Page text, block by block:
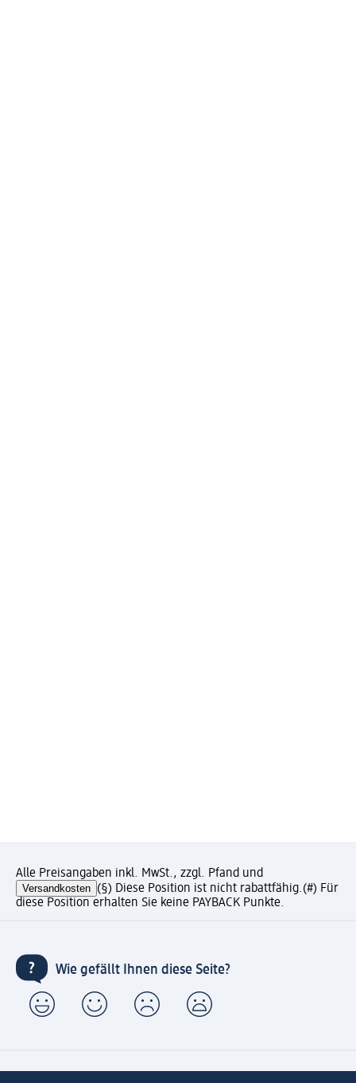
Alle Preisangaben inkl. MwSt., zzgl. Pfand und
Versandkosten (§) Diese Position ist nicht rabattfähig.(#) Für
diese Position erhalten Sie keine PAYBACK Punkte.
Wie gefällt Ihnen diese Seite?